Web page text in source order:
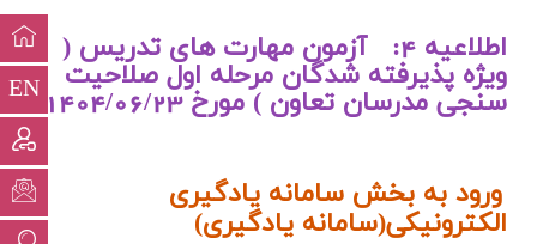
EN
اطلاعیه 4: آزمون مهارت های تدریس (
ویژه پذیرفته شدگان مرحله اول صلاحیت
سنجی مدرسان تعاون ) مورخ 1404/06/23
ورود به بخش سامانه یادگیری
الکترونیکی(سامانه یادگیری)